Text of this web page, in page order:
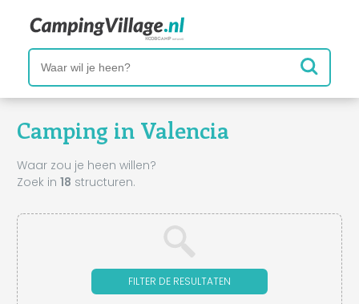
Camping in Valencia
Waar zou je heen willen?
Zoek in 18 structuren.
FILTER DE RESULTATEN